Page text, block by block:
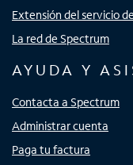
Extensión del servicio
La red de Spectrum
AYUDA Y
Contacta a Spectrum
Administrar cuenta
Paga tu factura